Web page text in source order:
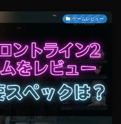
ゲームレビュー